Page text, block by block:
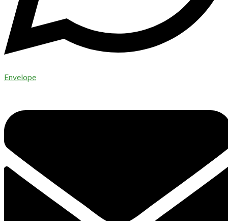
Envelope